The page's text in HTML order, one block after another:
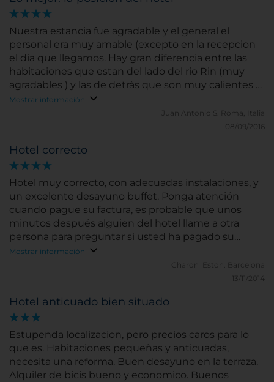
Nuestra estancia fue agradable y el general el
personal era muy amable (excepto en la recepcion
el dia que llegamos. Hay gran diferencia entre las
habitaciones que estan del lado del rio Rin (muy
agradables ) y las de detràs que son muy calientes y
ademas pasa el tren con mucha frecuencia. Las
instalaicones son buenas pero no hay aire
acondicionado y nosotros fuimos en dias de mucho
Mostrar información
Juan Antonio S.
Roma, Italia
08/09/2016
Hotel correcto
Hotel muy correcto, con adecuadas instalaciones, y
un excelente desayuno buffet. Ponga atención
cuando pague su factura, es probable que unos
minutos después alguien del hotel llame a otra
persona para preguntar si usted ha pagado su
factura, es decir le sugieren a otra persona que
usted ha abandonado el hotel sin pagar...
Mostrar información
Charon_Eston.
Barcelona
13/11/2014
Hotel anticuado bien situado
Estupenda localizacion, pero precios caros para lo
que es. Habitaciones pequeñas y anticuadas,
necesita una reforma. Buen desayuno en la terraza.
Alquiler de bicis bueno y economico. Buenos